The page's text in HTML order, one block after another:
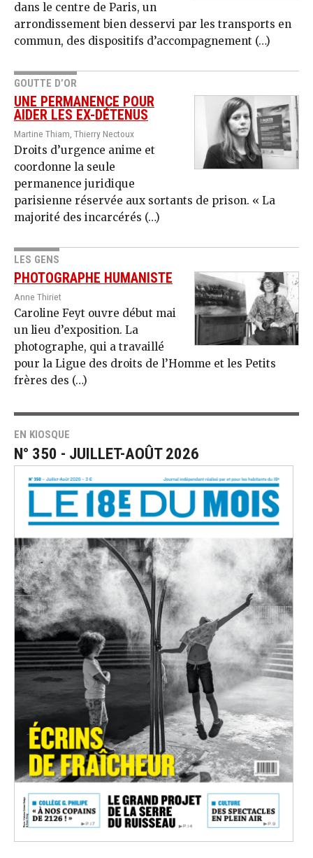
dans le centre de Paris, un
arrondissement bien desservi par les transports en
commun, des dispositifs d’accompagnement (…)
GOUTTE D’OR
UNE PERMANENCE POUR
AIDER LES EX-DÉTENUS
Martine Thiam, Thierry Nectoux
Droits d’urgence anime et
coordonne la seule
permanence juridique
parisienne réservée aux sortants de prison. « La
majorité des incarcérés (…)
LES GENS
PHOTOGRAPHE HUMANISTE
Anne Thiriet
Caroline Feyt ouvre début mai
un lieu d’exposition. La
photographe, qui a travaillé
pour la Ligue des droits de l’Homme et les Petits
frères des (…)
EN KIOSQUE
N° 350 - JUILLET-AOÛT 2026